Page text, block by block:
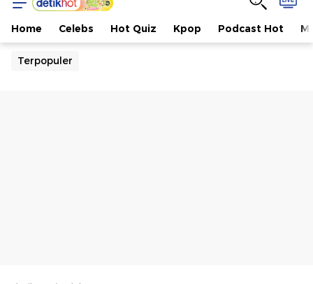
Home Celebs Hot Quiz Kpop Podcast Hot
Terpopuler